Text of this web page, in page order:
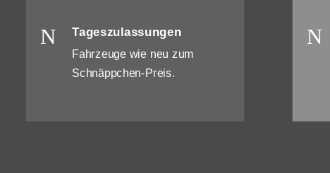
N Tageszulassungen
Fahrzeuge wie neu zum
Schnäppchen-Preis.
N